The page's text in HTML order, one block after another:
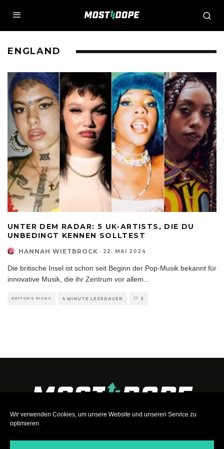
Wir verwenden Cookies, um unsere Website und unseren Service zu
optimieren.
ENGLAND
UNTER DEM RADAR: 5 UK-ARTISTS, DIE DU
UNBEDINGT KENNEN SOLLTEST
HANNAH WIETBROCK · 22. MAI 2024
Die britische Insel ist schon seit Beginn der Pop-Musik bekannt für
innovative Musik, die ihr Zentrum vor allem
EDITOR'S PICKS 4 MINUTE LESEDAUER 3